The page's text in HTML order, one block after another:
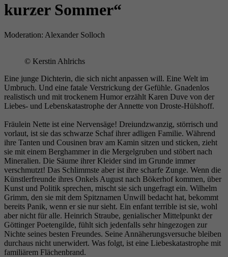
kurzer Sommer“
Moderation: Alexander Solloch
© Kerstin Ahlrichs
Eine junge Dichterin, die sich nicht anpassen will. Eine Welt im
Umbruch. Und eine fatale Verstrickung der Gefühle. Gnadenlos
realistisch und mit trockenem Humor erzählt Karen Duve von der
Liebes- und Lebenskatastrophe der Annette von Droste-Hülshoff.
Fräulein Nette ist eine Nervensäge! Dreiundzwanzig, störrisch und
vorlaut, ist sie das schwarze Schaf ihrer adligen Familie. Während
ihre Tanten und Cousinen brav am Kamin sitzen und sticken, zieht
sie mit einem Berghammer in die Mergelgruben und stöbert nach
Mineralien. Die Säume ihrer Kleider sind im Grunde immer
verschmutzt! Das Schlimmste aber ist ihre scharfe Zunge. Wenn die
Künstlerfreunde ihres Onkels August nach Bökerhof kommen, über
Kunst und Politik sprechen, mischt sie sich ungefragt ein. Wilhelm
Grimm, den sie mit dem Spitznamen Unwill bedacht hat, bekommt
bereits Panik, wenn er sie nur sieht. Ein enfant terrible ist sie, wohl
aber nicht für alle. Heinrich Straube, genialischer Mittelpunkt der
Göttinger Poetengilde, fühlt sich jedenfalls sehr hingezogen zur
Nichte seines besten Freundes. Seine Annäherungsversuche bleiben
durchaus nicht unerwidert. Was folgt, ist eine Liebeskatastrophe mit
familiärem Flächenbrand.
Zweck
Benutzer zu speichern, z. B. die eindeutige
Name _pk_ses
Anbieter literaturhaus-hannover.de
Laufzeit 30 Minuten
Zweck
Kurzzeitiger Cookie, der verwendet wird, um
Daten für den Besuch vorübergehend zu
speichern.
Name _pk_ref
Anbieter literaturhaus-hannover.de
Laufzeit 6 Monate
Wird verwendet, um die